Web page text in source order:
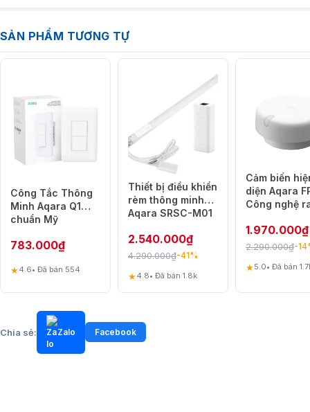
Chia sẻ: Zalo Facebook
Kích thước: 303,5x22x43mm
Công suất: 8W
Góc chùm: >100°
Nhiệt độ màu: 2700K～6000K
SẢN PHẨM TƯƠNG TỰ
Công Tắc Thông
Minh Aqara Q1
chuẩn Mỹ
783.000₫
★4.6• Đã bán 554
Thiết bị điều khiển
rèm thông minh
Aqara SRSC-M01
2.540.000₫
4.290.000₫-41%
★4.8• Đã bán 1.8k
Cảm biến
diện Aqara
Công nghệ
Phát hiện té
1.970.000₫
2.290.000₫-
★5.0• Đã bán